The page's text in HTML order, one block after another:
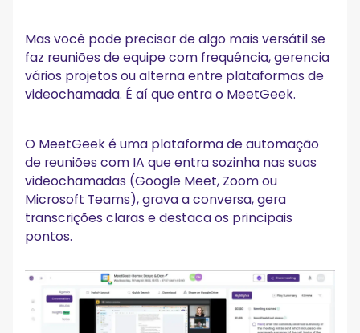
Mas você pode precisar de algo mais versátil se
faz reuniões de equipe com frequência, gerencia
vários projetos ou alterna entre plataformas de
videochamada. É aí que entra o MeetGeek.
O MeetGeek é uma plataforma de automação
de reuniões com IA que entra sozinha nas suas
videochamadas (Google Meet, Zoom ou
Microsoft Teams), grava a conversa, gera
transcrições claras e destaca os principais
pontos.